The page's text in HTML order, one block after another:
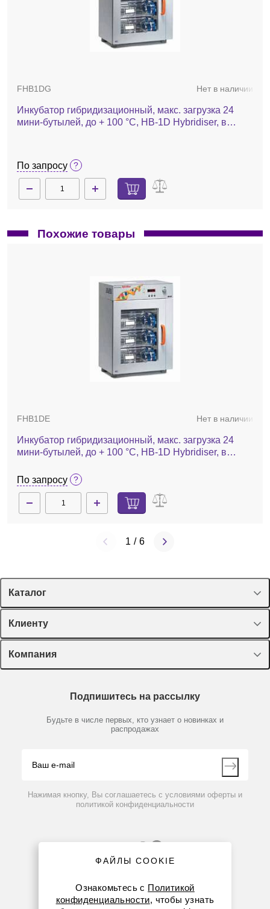
FHB1DG Нет в наличии
Инкубатор гибридизационный, макс. загрузка 24
мини-бутылей, до + 100 °C, HB-1D Hybridiser, в
По запросу
Похожие товары
FHB1DE Нет в наличии
Инкубатор гибридизационный, макс. загрузка 24
мини-бутылей, до + 100 °C, HB-1D Hybridiser, в
По запросу
1 / 6
Каталог
Спецпредложения
Оборудование, приборы
Пластик, стекло, принадлежности
Химические реактивы, препараты, наборы
Производители
Клиенту
Лекторий Диаэм
Доставка и оплата
Мобильное приложение
Компания
Партнеры
Контакты
Подпишитесь на рассылку
Будьте в числе первых, кто узнает о новинках и
распродажах
Нажимая кнопку, Вы соглашаетесь с условиями оферты и
политикой конфиденциальности
ФАЙЛЫ COOKIE
Ознакомьтесь с Политикой
конфиденциальности, чтобы узнать